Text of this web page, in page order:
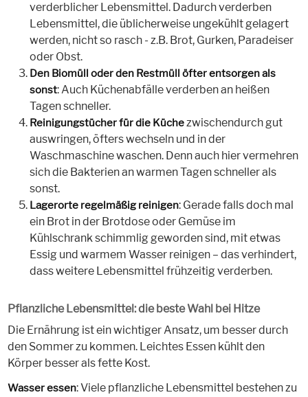
verderblicher Lebensmittel. Dadurch verderben
Lebensmittel, die üblicherweise ungekühlt gelagert
werden, nicht so rasch - z.B. Brot, Gurken, Paradeiser
oder Obst.
Den Biomüll oder den Restmüll öfter entsorgen als
sonst: Auch Küchenabfälle verderben an heißen
Tagen schneller.
Reinigungstücher für die Küchezwischendurch gut
auswringen, öfters wechseln und in der
Waschmaschine waschen. Denn auch hier vermehren
sich die Bakterien an warmen Tagen schneller als
sonst.
Lagerorte regelmäßig reinigen: Gerade falls doch mal
ein Brot in der Brotdose oder Gemüse im
Kühlschrank schimmlig geworden sind, mit etwas
Essig und warmem Wasser reinigen – das verhindert,
dass weitere Lebensmittel frühzeitig verderben.
Pflanzliche Lebensmittel: die beste Wahl bei Hitze
Die Ernährung ist ein wichtiger Ansatz, um besser durch
den Sommer zu kommen. Leichtes Essen kühlt den
Körper besser als fette Kost.
Wasser essen: Viele pflanzliche Lebensmittel bestehen zu